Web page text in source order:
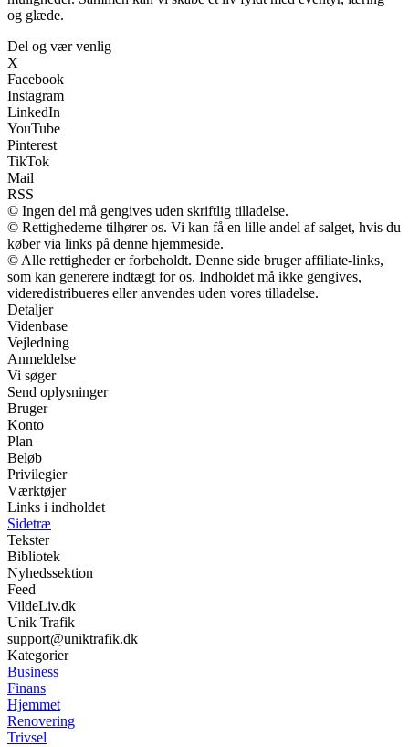
og glæde.
Del og vær venlig
X
Facebook
Instagram
LinkedIn
YouTube
Pinterest
TikTok
Mail
RSS
© Ingen del må gengives uden skriftlig tilladelse.
© Rettighederne tilhører os. Vi kan få en lille andel af salget, hvis du
køber via links på denne hjemmeside.
© Alle rettigheder er forbeholdt. Denne side bruger affiliate-links,
som kan generere indtægt for os. Indholdet må ikke gengives,
videredistribueres eller anvendes uden vores tilladelse.
Detaljer
Videnbase
Vejledning
Anmeldelse
Vi søger
Send oplysninger
Bruger
Konto
Plan
Beløb
Privilegier
Værktøjer
Links i indholdet
Sidetræ
Tekster
Bibliotek
Nyhedssektion
Feed
VildeLiv.dk
Unik Trafik
support@uniktrafik.dk
Kategorier
Business
Finans
Hjemmet
Renovering
Trivsel